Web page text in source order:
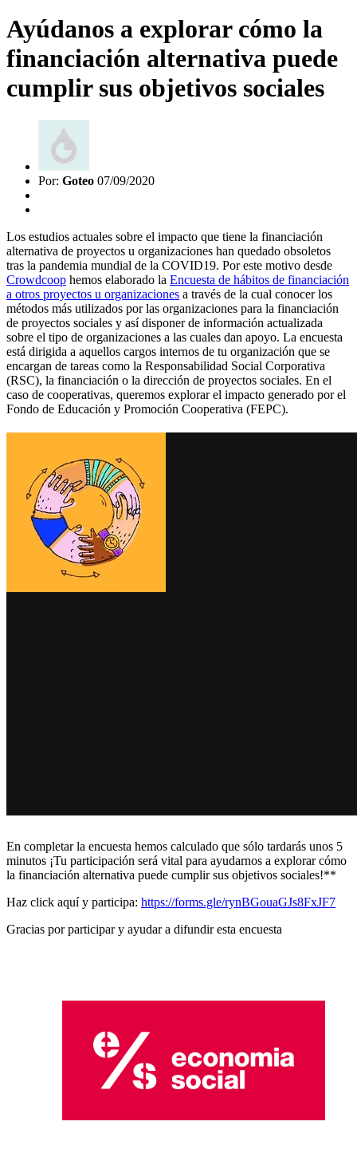
Ayúdanos a explorar cómo la
financiación alternativa puede
cumplir sus objetivos sociales
Por: Goteo 07/09/2020
Los estudios actuales sobre el impacto que tiene la financiación
alternativa de proyectos u organizaciones han quedado obsoletos
tras la pandemia mundial de la COVID19. Por este motivo desde
Crowdcoop hemos elaborado la Encuesta de hábitos de financiación
a otros proyectos u organizaciones a través de la cual conocer los
métodos más utilizados por las organizaciones para la financiación
de proyectos sociales y así disponer de información actualizada
sobre el tipo de organizaciones a las cuales dan apoyo. La encuesta
está dirigida a aquellos cargos internos de tu organización que se
encargan de tareas como la Responsabilidad Social Corporativa
(RSC), la financiación o la dirección de proyectos sociales. En el
caso de cooperativas, queremos explorar el impacto generado por el
Fondo de Educación y Promoción Cooperativa (FEPC).
En completar la encuesta hemos calculado que sólo tardarás unos 5
minutos ¡Tu participación será vital para ayudarnos a explorar cómo
la financiación alternativa puede cumplir sus objetivos sociales!**
Haz click aquí y participa: https://forms.gle/rynBGouaGJs8FxJF7
Gracias por participar y ayudar a difundir esta encuesta